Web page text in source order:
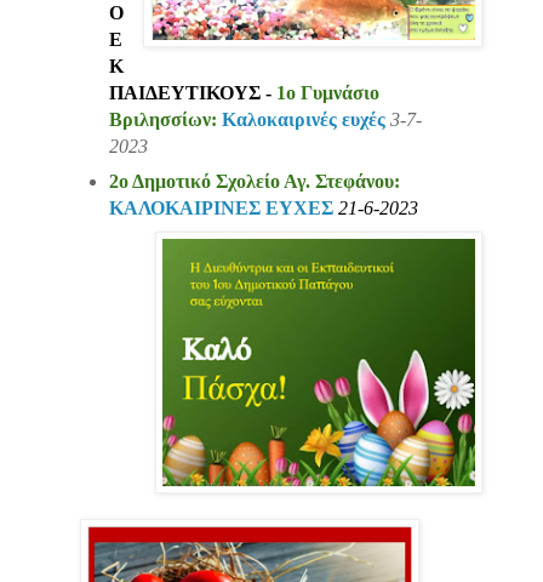
Ο
Ε
Κ
ΠΑΙΔΕΥΤΙΚΟΥΣ - 1ο Γυμνάσιο
Βριλησσίων: Καλοκαιρινές ευχές 3-7-
2023
2ο Δημοτικό Σχολείο Αγ. Στεφάνου:
ΚΑΛΟΚΑΙΡΙΝΕΣ ΕΥΧΕΣ 21-6-2023